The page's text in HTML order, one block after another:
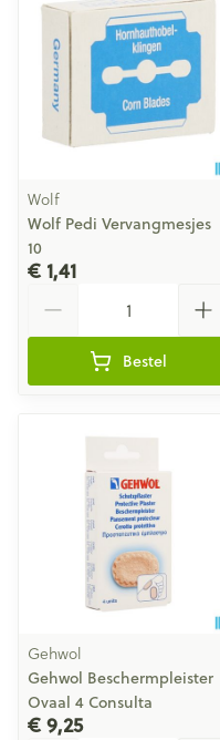
Wolf
Wolf Pedi Vervangmesjes
10
€ 1,41
Bestel
Gehwol
Gehwol Beschermpleister
Ovaal 4 Consulta
€ 9,25